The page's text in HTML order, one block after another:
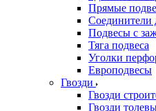
Прямые
Соединители
Подвесы с
Тяга подвеса
Уголки
Европодвесы
Гвозди
Гвозди
Гвозди